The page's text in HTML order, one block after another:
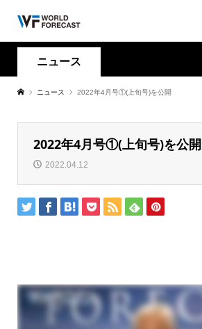
ニュース
ニュース 2022年4月号①(上旬号)を公開
2022年4月号①(上旬号)を公開
2022.04.12